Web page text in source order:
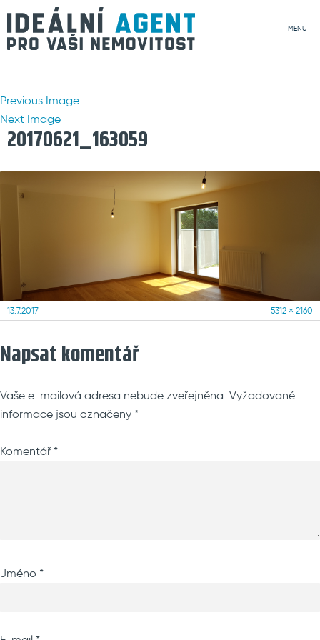
MENU
Previous Image
Next Image
20170621_163059
Posted
13.7.2017
Full
5312 × 2160
Napsat komentář
Vaše e-mailová adresa nebude zveřejněna. Vyžadované
informace jsou označeny *
Komentář *
Jméno *